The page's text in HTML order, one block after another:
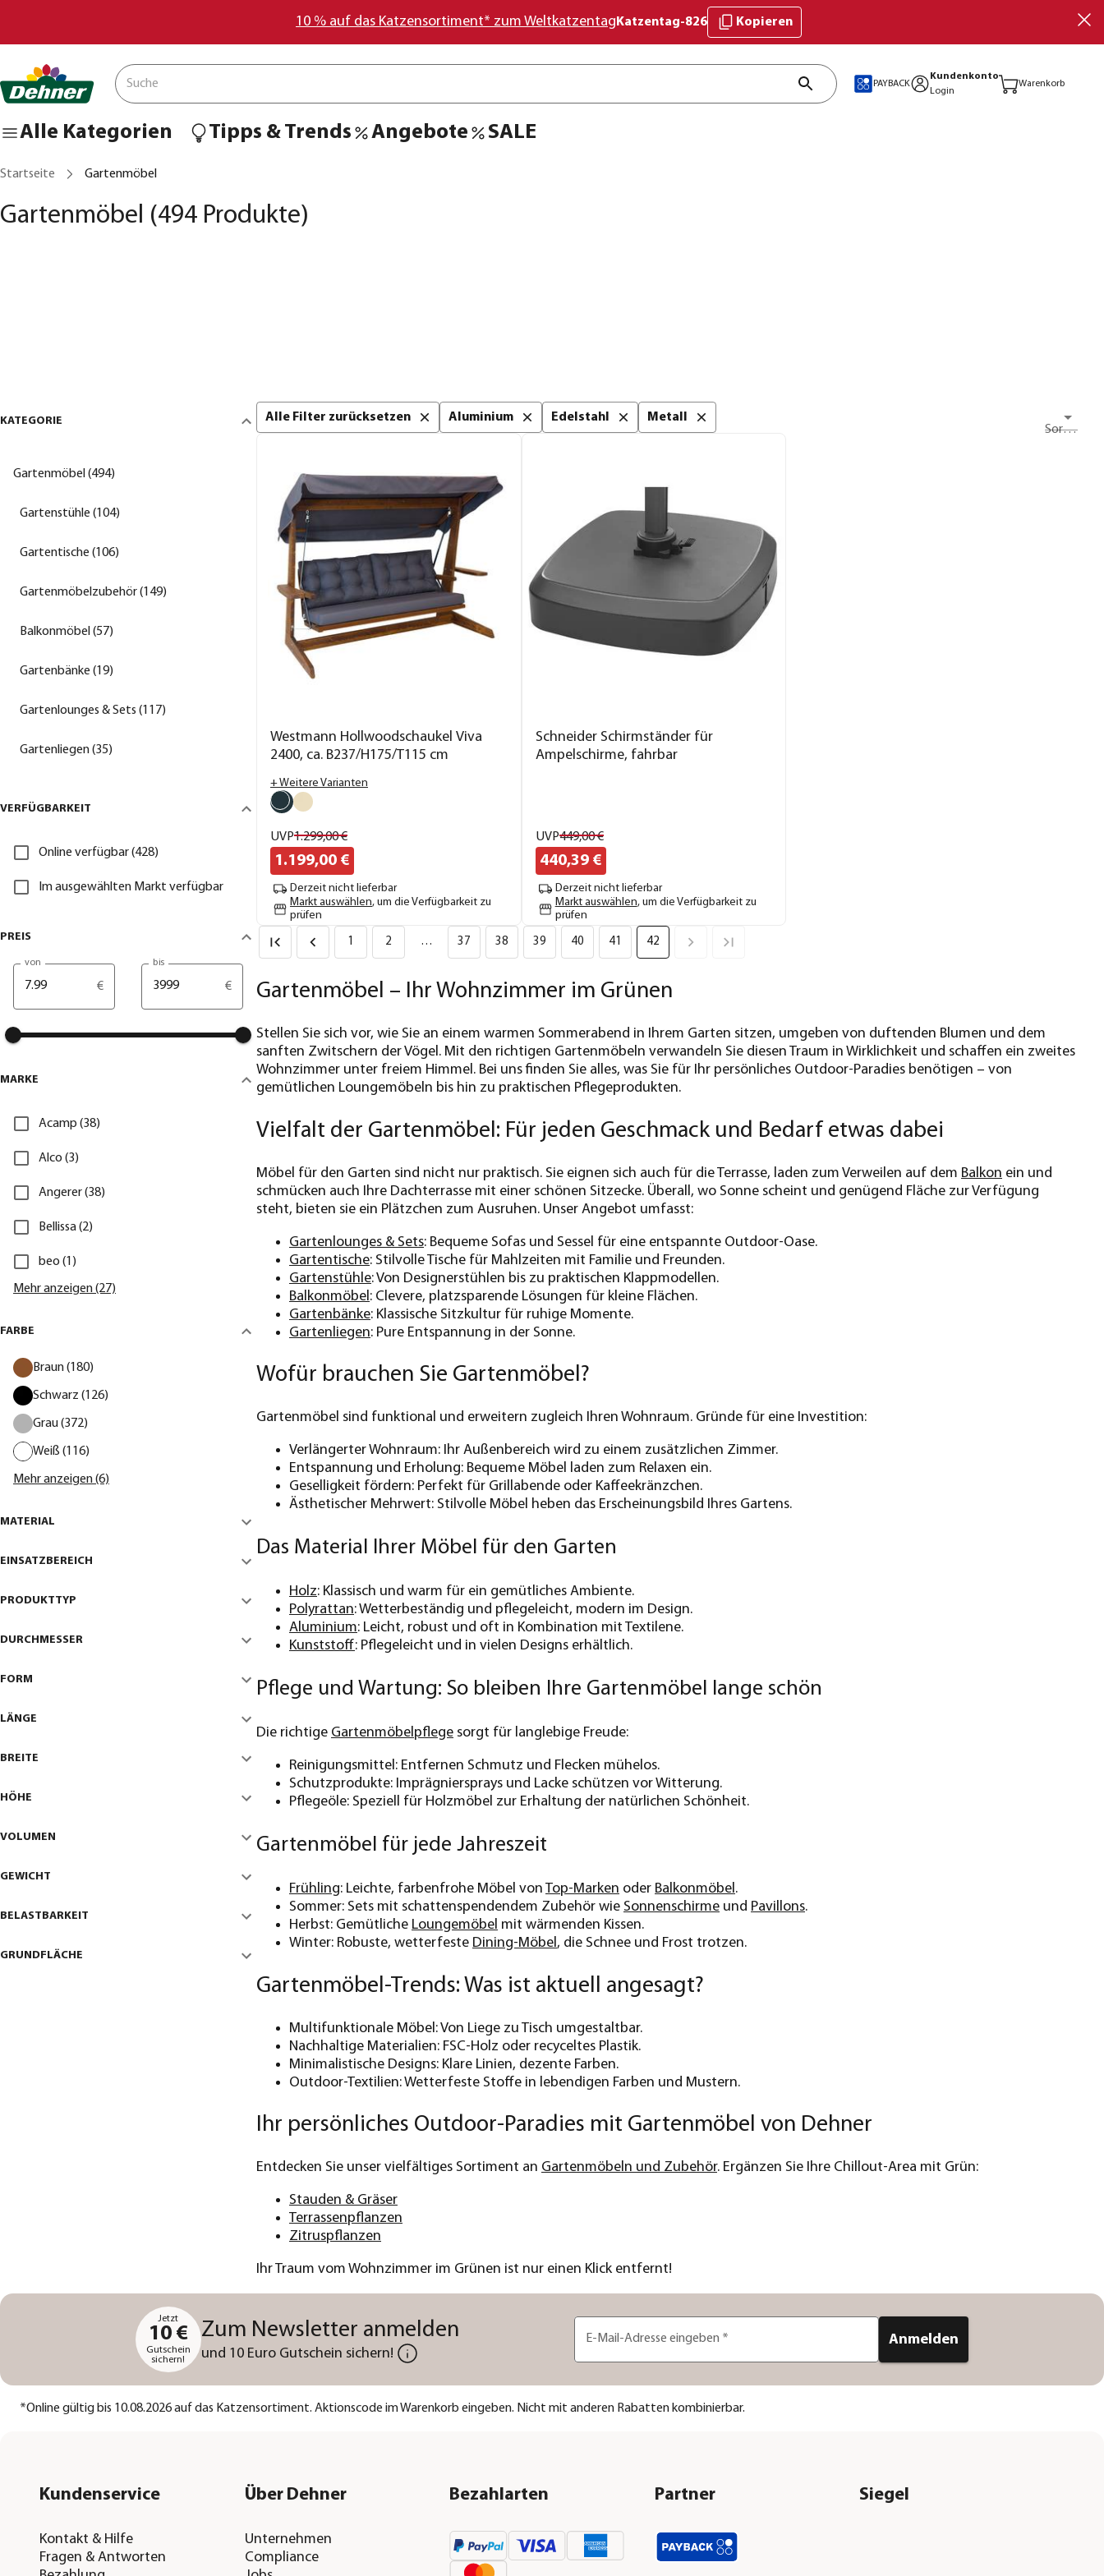
10 % auf das Katzensortiment* zum Weltkatzentag Katzentag-826 Kopieren
PAYBACK
Kundenkonto
Login
Warenkorb
Alle Kategorien Tipps & Trends Angebote SALE
Startseite Gartenmöbel
Gartenmöbel (494 Produkte)
KATEGORIE
Gartenmöbel (494)
Gartenstühle (104)
Gartentische (106)
Gartenmöbelzubehör (149)
Balkonmöbel (57)
Gartenbänke (19)
Gartenlounges & Sets (117)
Gartenliegen (35)
VERFÜGBARKEIT
Online verfügbar (428)
Im ausgewählten Markt verfügbar
PREIS
von
€
bis
€
MARKE
Acamp (38)
Alco (3)
Angerer (38)
Bellissa (2)
beo (1)
Mehr anzeigen (27)
FARBE
Braun (180)
Schwarz (126)
Grau (372)
Weiß (116)
Mehr anzeigen (6)
MATERIAL
EINSATZBEREICH
PRODUKTTYP
DURCHMESSER
FORM
LÄNGE
BREITE
HÖHE
VOLUMEN
GEWICHT
BELASTBARKEIT
GRUNDFLÄCHE
Alle Filter zurücksetzen Aluminium Edelstahl
Metall
Sortieren nach
Westmann Hollwoodschaukel Viva
2400, ca. B237/H175/T115 cm
+ Weitere Varianten
UVP1.299,00€
1.199,00 €
Derzeit nicht lieferbar
Markt auswählen, um die Verfügbarkeit zu
prüfen
Schneider Schirmständer für
Ampelschirme, fahrbar
UVP449,00€
440,39€
Derzeit nicht lieferbar
Markt auswählen, um die Verfügbarkeit zu
prüfen
1 2 … 37 38 39 40 41 42
Gartenmöbel – Ihr Wohnzimmer im Grünen
Stellen Sie sich vor, wie Sie an einem warmen Sommerabend in Ihrem Garten sitzen, umgeben von duftenden Blumen und dem
sanften Zwitschern der Vögel. Mit den richtigen Gartenmöbeln verwandeln Sie diesen Traum in Wirklichkeit und schaffen ein zweites
Wohnzimmer unter freiem Himmel. Bei uns finden Sie alles, was Sie für Ihr persönliches Outdoor-Paradies benötigen – von
gemütlichen Loungemöbeln bis hin zu praktischen Pflegeprodukten.
Vielfalt der Gartenmöbel: Für jeden Geschmack und Bedarf etwas dabei
Möbel für den Garten sind nicht nur praktisch. Sie eignen sich auch für die Terrasse, laden zum Verweilen auf dem Balkon ein und
schmücken auch Ihre Dachterrasse mit einer schönen Sitzecke. Überall, wo Sonne scheint und genügend Fläche zur Verfügung
steht, bieten sie ein Plätzchen zum Ausruhen. Unser Angebot umfasst:
Gartenlounges & Sets: Bequeme Sofas und Sessel für eine entspannte Outdoor-Oase.
Gartentische: Stilvolle Tische für Mahlzeiten mit Familie und Freunden.
Gartenstühle: Von Designerstühlen bis zu praktischen Klappmodellen.
Balkonmöbel: Clevere, platzsparende Lösungen für kleine Flächen.
Gartenbänke: Klassische Sitzkultur für ruhige Momente.
Gartenliegen: Pure Entspannung in der Sonne.
Wofür brauchen Sie Gartenmöbel?
Gartenmöbel sind funktional und erweitern zugleich Ihren Wohnraum. Gründe für eine Investition:
Verlängerter Wohnraum: Ihr Außenbereich wird zu einem zusätzlichen Zimmer.
Entspannung und Erholung: Bequeme Möbel laden zum Relaxen ein.
Geselligkeit fördern: Perfekt für Grillabende oder Kaffeekränzchen.
Ästhetischer Mehrwert: Stilvolle Möbel heben das Erscheinungsbild Ihres Gartens.
Das Material Ihrer Möbel für den Garten
Holz: Klassisch und warm für ein gemütliches Ambiente.
Polyrattan: Wetterbeständig und pflegeleicht, modern im Design.
Aluminium: Leicht, robust und oft in Kombination mit Textilene.
Kunststoff: Pflegeleicht und in vielen Designs erhältlich.
Pflege und Wartung: So bleiben Ihre Gartenmöbel lange schön
Die richtige Gartenmöbelpflege sorgt für langlebige Freude:
Reinigungsmittel: Entfernen Schmutz und Flecken mühelos.
Schutzprodukte: Imprägniersprays und Lacke schützen vor Witterung.
Pflegeöle: Speziell für Holzmöbel zur Erhaltung der natürlichen Schönheit.
Gartenmöbel für jede Jahreszeit
Frühling: Leichte, farbenfrohe Möbel von Top-Marken oder Balkonmöbel.
Sommer: Sets mit schattenspendendem Zubehör wie Sonnenschirme und Pavillons.
Herbst: Gemütliche Loungemöbel mit wärmenden Kissen.
Winter: Robuste, wetterfeste Dining-Möbel, die Schnee und Frost trotzen.
Gartenmöbel-Trends: Was ist aktuell angesagt?
Multifunktionale Möbel: Von Liege zu Tisch umgestaltbar.
Nachhaltige Materialien: FSC-Holz oder recyceltes Plastik.
Minimalistische Designs: Klare Linien, dezente Farben.
Outdoor-Textilien: Wetterfeste Stoffe in lebendigen Farben und Mustern.
Ihr persönliches Outdoor-Paradies mit Gartenmöbel von Dehner
Entdecken Sie unser vielfältiges Sortiment an Gartenmöbeln und Zubehör. Ergänzen Sie Ihre Chillout-Area mit Grün:
Stauden & Gräser
Terrassenpflanzen
Zitruspflanzen
Ihr Traum vom Wohnzimmer im Grünen ist nur einen Klick entfernt!
Jetzt
10 €
Gutschein
sichern!
Zum Newsletter anmelden
und 10 Euro Gutschein sichern!
E-Mail-Adresse eingeben * Anmelden
*Online gültig bis 10.08.2026 auf das Katzensortiment. Aktionscode im Warenkorb eingeben. Nicht mit anderen Rabatten kombinierbar.
Kundenservice
Kontakt & Hilfe
Fragen & Antworten
Über Dehner
Unternehmen
Compliance
Bezahlarten Partner Siegel